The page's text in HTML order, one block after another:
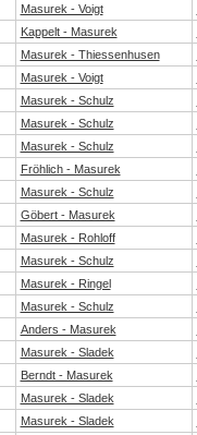
Masurek - Voigt
Kappelt - Masurek
Masurek - Thiessenhusen
Masurek - Voigt
Masurek - Schulz
Masurek - Schulz
Masurek - Schulz
Fröhlich - Masurek
Masurek - Schulz
Göbert - Masurek
Masurek - Rohloff
Masurek - Schulz
Masurek - Ringel
Masurek - Schulz
Anders - Masurek
Masurek - Sladek
Berndt - Masurek
Masurek - Sladek
Masurek - Sladek